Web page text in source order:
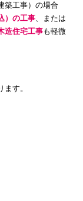
築工事）の場合
）の工事、または
造住宅工事も軽微
す。